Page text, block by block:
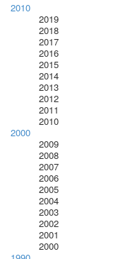
2010
2019
2018
2017
2016
2015
2014
2013
2012
2011
2010
2000
2009
2008
2007
2006
2005
2004
2003
2002
2001
2000